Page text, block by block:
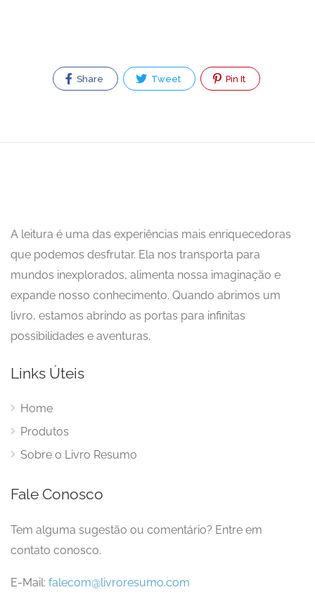
Share Tweet Pin It
A leitura é uma das experiências mais enriquecedoras
que podemos desfrutar. Ela nos transporta para
mundos inexplorados, alimenta nossa imaginação e
expande nosso conhecimento. Quando abrimos um
livro, estamos abrindo as portas para infinitas
possibilidades e aventuras.
Links Úteis
Home
Produtos
Sobre o Livro Resumo
Fale Conosco
Tem alguma sugestão ou comentário? Entre em
contato conosco.
E-Mail: falecom@livroresumo.com